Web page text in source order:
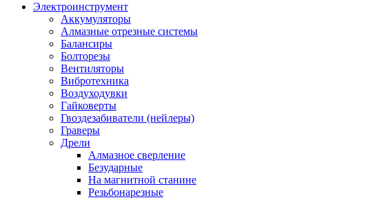
Электроинструмент
Аккумуляторы
Алмазные отрезные системы
Балансиры
Болторезы
Вентиляторы
Вибротехника
Воздуходувки
Гайковерты
Гвоздезабиватели (нейлеры)
Граверы
Дрели
Алмазное сверление
Безударные
На магнитной станине
Резьбонарезные